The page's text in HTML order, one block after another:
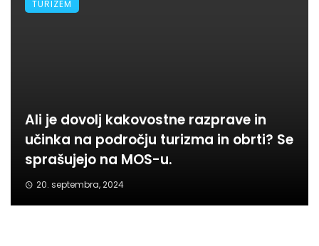
Ali je dovolj kakovostne razprave in
učinka na področju turizma in obrti? Se
sprašujejo na MOS-u.
20. septembra, 2024
TURIZEM